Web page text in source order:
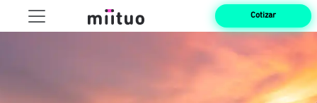
Cotizar